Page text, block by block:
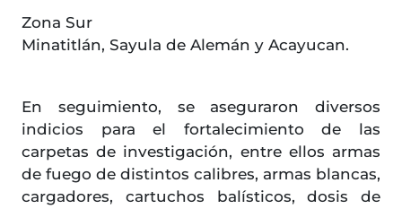
Zona Sur
Minatitlán, Sayula de Alemán y Acayucan.
En seguimiento, se aseguraron diversos
indicios para el fortalecimiento de las
carpetas de investigación, entre ellos armas
de fuego de distintos calibres, armas blancas,
cargadores, cartuchos balísticos, dosis de